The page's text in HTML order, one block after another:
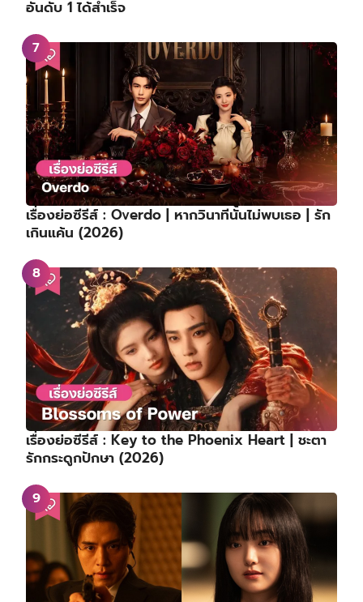
อันดับ 1 ได้สำเร็จ
เรื่องย่อซีรีส์ : Overdo | หากวินาทีนั้นไม่พบเธอ | รัก
เกินแค้น (2026)
เรื่องย่อซีรีส์ : Key to the Phoenix Heart | ชะตา
รักกระดูกปักษา (2026)